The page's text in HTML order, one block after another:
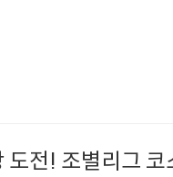
전! 조별리그 코